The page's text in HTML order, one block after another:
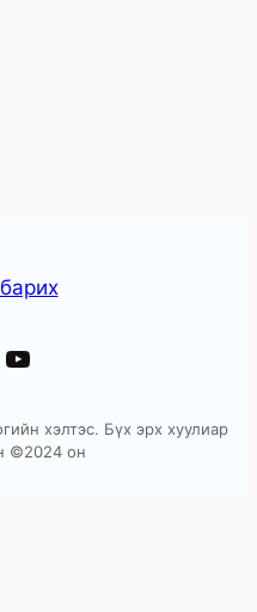
YouTube
хэлтэс. Бүх эрх хуулиар
©2024 он